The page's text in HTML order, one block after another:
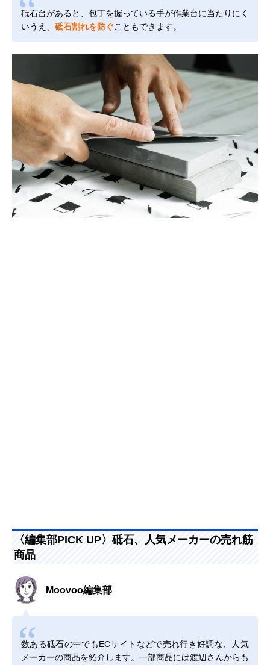
砥石台があると、包丁を握っている手が作業台に当たりにく
いうえ、 砥石割れを防ぐこともできます。
〈編集部PICK UP〉砥石、人気メーカーの売れ筋
商品
Moovoo編集部
数ある砥石の中でもECサイトなどで売れ行き好調な、人気
メーカーの商品を紹介します。一部商品には渡辺さんからも